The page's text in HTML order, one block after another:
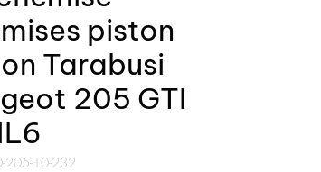
piston
Tarabusi
205 GTI
205-10-232